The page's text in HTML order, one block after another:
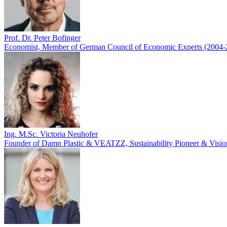
Prof. Dr. Peter Bofinger
Economist, Member of German Council of Economic Experts
Ing. M.Sc. Victoria Neuhofer
Founder of Damn Plastic & VEATZZ, Sustainability Pioneer &